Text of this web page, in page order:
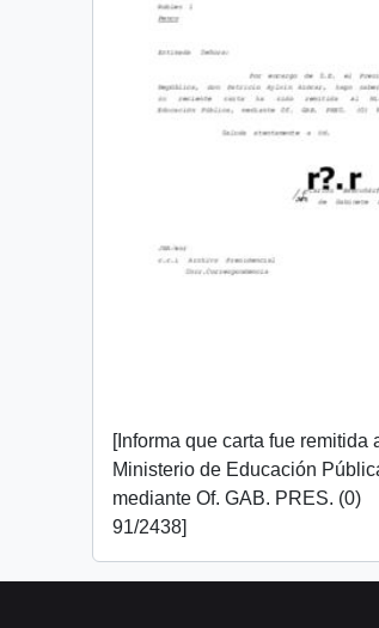
[Informa que carta fue remitida
Ministerio de Educación
mediante Of. GAB. PRES. (0)
91/2438]